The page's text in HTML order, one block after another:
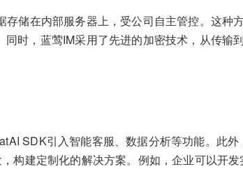
储在内部服务器上，受公司自主管控。这种
时，蓝莺IM采用了先进的加密技术，从传输
SDK引入智能客服、数据分析等功能。此外
构建定制化的解决方案。例如，企业可以开发